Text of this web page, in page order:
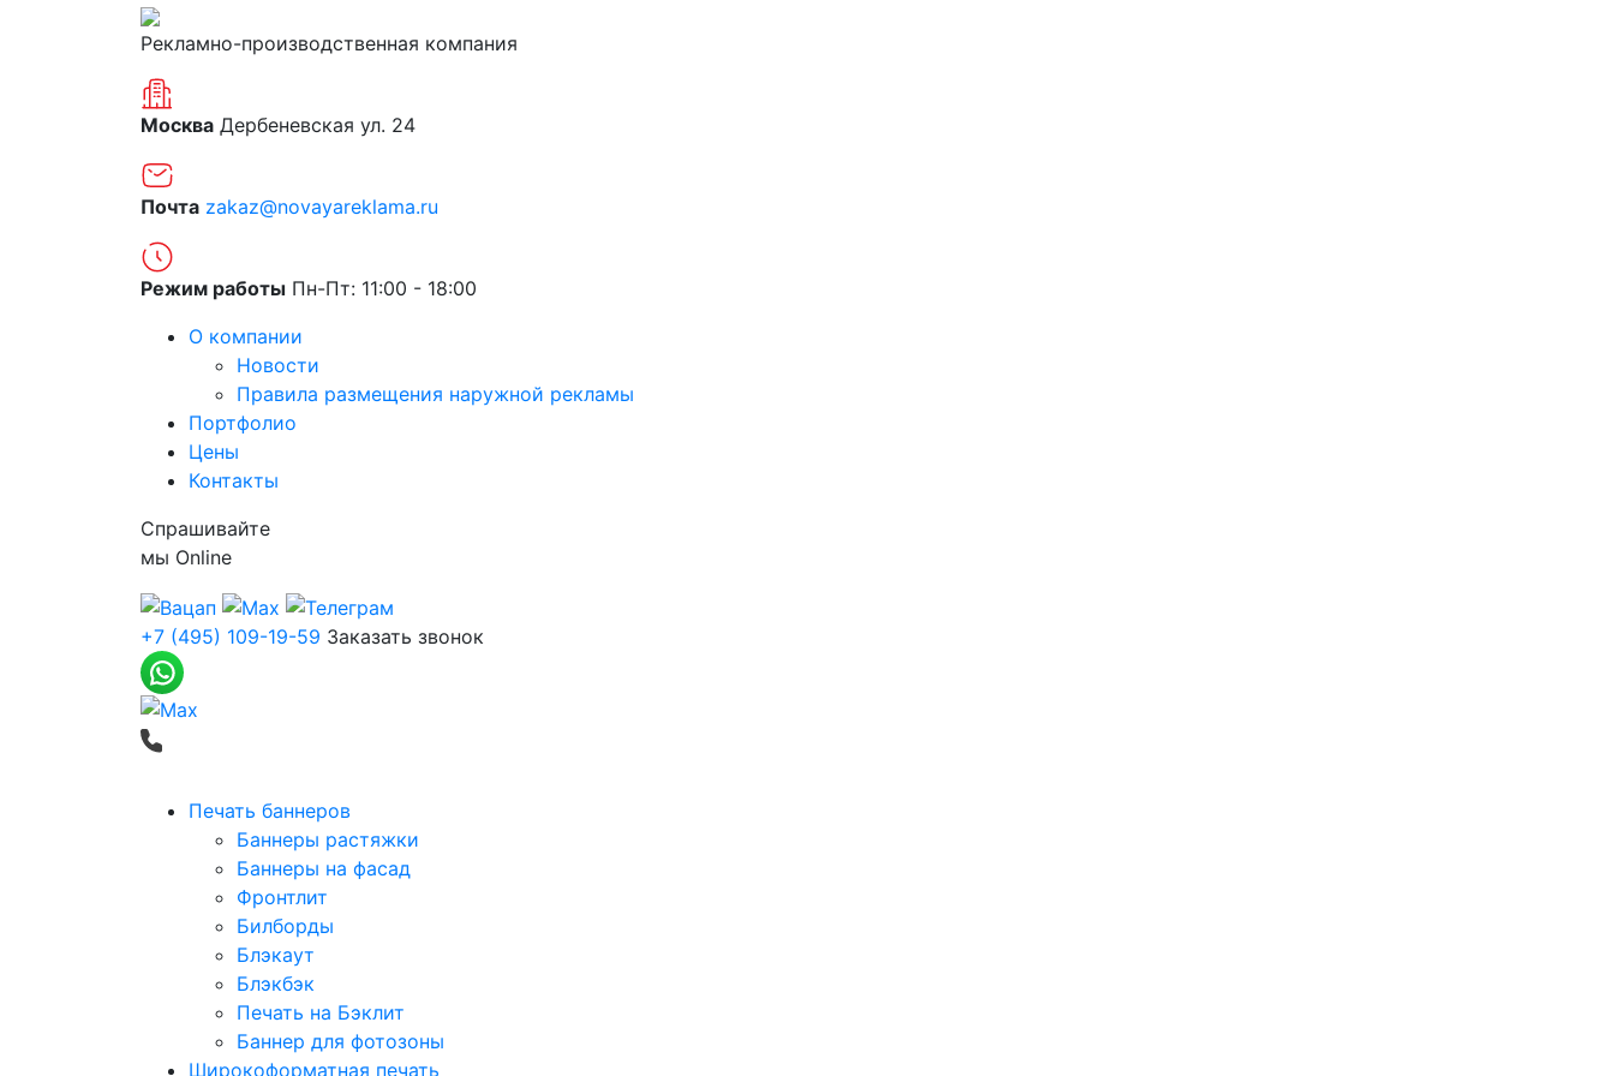
Рекламно-производственная компания
Москва Дербеневская ул. 24
Почта zakaz@novayareklama.ru
Режим работы Пн-Пт: 11:00 - 18:00
О компании
Новости
Правила размещения наружной рекламы
Портфолио
Цены
Контакты
Спрашивайте
мы Online
+7 (495) 109-19-59 Заказать звонок
Печать баннеров
Баннеры растяжки
Баннеры на фасад
Фронтлит
Билборды
Блэкаут
Блэкбэк
Печать на Бэклит
Баннер для фотозоны
Широкоформатная печать